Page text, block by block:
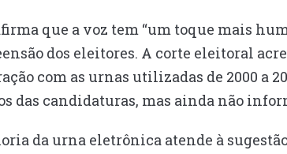
que a voz tem “um toque mais
dos eleitores. A corte eleitoral
com as urnas utilizadas de 2000 a
das candidaturas, mas ainda não
da urna eletrônica atende à